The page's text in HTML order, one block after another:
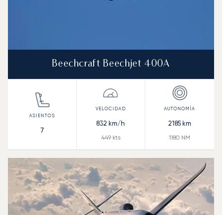
Beechcraft Beechjet 400A
7
832 km/h
449kts
2185 km
1180 NM